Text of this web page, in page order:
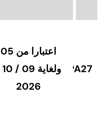
PA27
اعتبارا من 05
2026